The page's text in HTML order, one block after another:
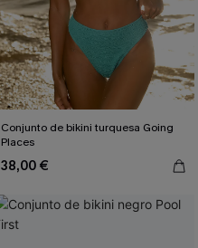
Conjunto de bikini turquesa Going
Places
38,00 €